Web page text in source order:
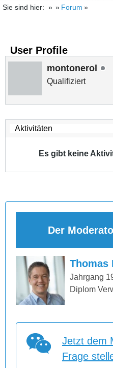
Sie sind hier: Forum
User Profile
montonerol
Qualifiziert
Es gibt keine
Der
Thomas
Jahrgang
Diplom
Jetzt dem
Frage